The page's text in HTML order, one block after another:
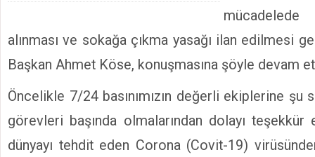
alınması ve sokağa çıkma yasağı ilan edilmesi
Başkan Ahmet Köse, konuşmasına şöyle devam
Öncelikle 7/24 basınımızın değerli ekiplerine şu
görevleri başında olmalarından dolayı
dünyayı tehdit eden Corona (Covit-19)